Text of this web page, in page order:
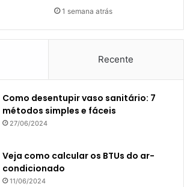
1 semana atrás
Recente
Como desentupir vaso sanitário: 7
métodos simples e fáceis
27/06/2024
Veja como calcular os BTUs do ar-
condicionado
11/06/2024